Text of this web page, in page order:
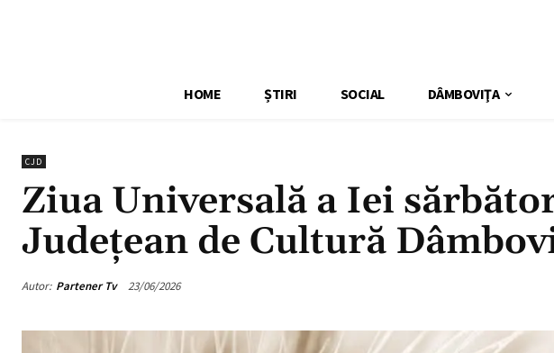
HOME ȘTIRI SOCIAL DÂMBOVIŢA
CJD
Ziua Universală a Iei
Județean de Cultură
Autor: Partener Tv 23/06/2026